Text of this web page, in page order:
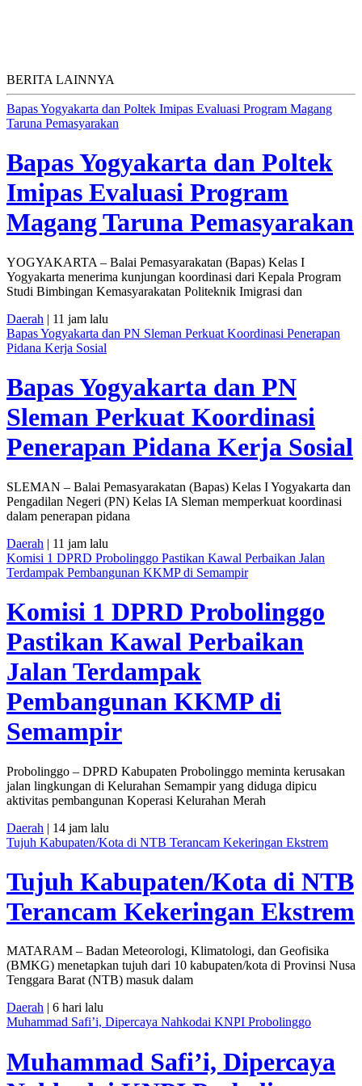
BERITA LAINNYA
Bapas Yogyakarta dan Poltek Imipas Evaluasi Program Magang
Taruna Pemasyarakan
Bapas Yogyakarta dan Poltek
Imipas Evaluasi Program
Magang Taruna Pemasyarakan
YOGYAKARTA – Balai Pemasyarakatan (Bapas) Kelas I
Yogyakarta menerima kunjungan koordinasi dari Kepala Program
Studi Bimbingan Kemasyarakatan Politeknik Imigrasi dan
Daerah | 11 jam lalu
Bapas Yogyakarta dan PN Sleman Perkuat Koordinasi Penerapan
Pidana Kerja Sosial
Bapas Yogyakarta dan PN
Sleman Perkuat Koordinasi
Penerapan Pidana Kerja Sosial
SLEMAN – Balai Pemasyarakatan (Bapas) Kelas I Yogyakarta dan
Pengadilan Negeri (PN) Kelas IA Sleman memperkuat koordinasi
dalam penerapan pidana
Daerah | 11 jam lalu
Komisi 1 DPRD Probolinggo Pastikan Kawal Perbaikan Jalan
Terdampak Pembangunan KKMP di Semampir
Komisi 1 DPRD Probolinggo
Pastikan Kawal Perbaikan
Jalan Terdampak
Pembangunan KKMP di
Semampir
Probolinggo – DPRD Kabupaten Probolinggo meminta kerusakan
jalan lingkungan di Kelurahan Semampir yang diduga dipicu
aktivitas pembangunan Koperasi Kelurahan Merah
Daerah | 14 jam lalu
Tujuh Kabupaten/Kota di NTB Terancam Kekeringan Ekstrem
Tujuh Kabupaten/Kota di NTB
Terancam Kekeringan Ekstrem
MATARAM – Badan Meteorologi, Klimatologi, dan Geofisika
(BMKG) menetapkan tujuh dari 10 kabupaten/kota di Provinsi Nusa
Tenggara Barat (NTB) masuk dalam
Daerah | 6 hari lalu
Muhammad Safi’i, Dipercaya Nahkodai KNPI Probolinggo
Muhammad Safi’i, Dipercaya